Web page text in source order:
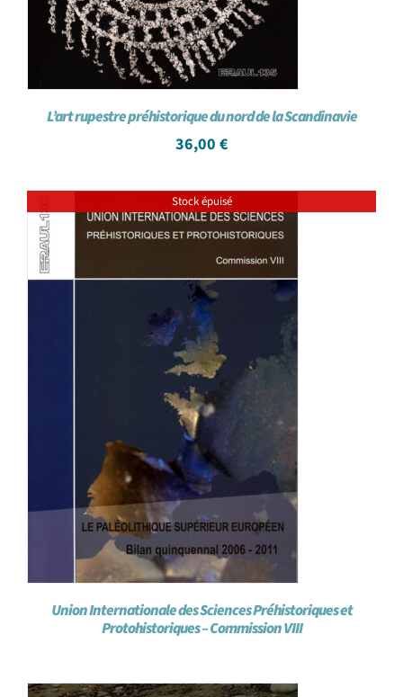
L’art rupestre préhistorique du nord de la Scandinavie
36,00 €
Stock épuisé
Union Internationale des Sciences Préhistoriques et
Protohistoriques – Commission VIII